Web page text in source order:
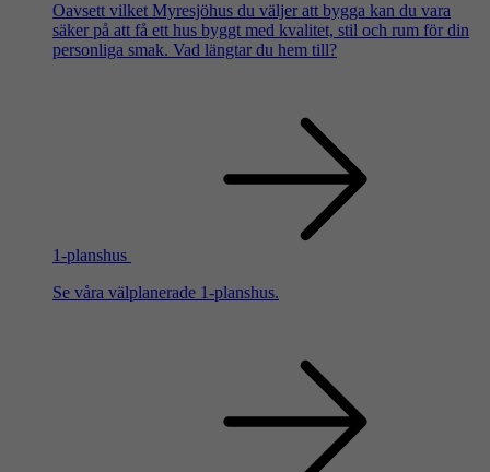
Oavsett vilket Myresjöhus du väljer att bygga kan du vara
säker på att få ett hus byggt med kvalitet, stil och rum för din
personliga smak. Vad längtar du hem till?
1-planshus
Se våra välplanerade 1-planshus.